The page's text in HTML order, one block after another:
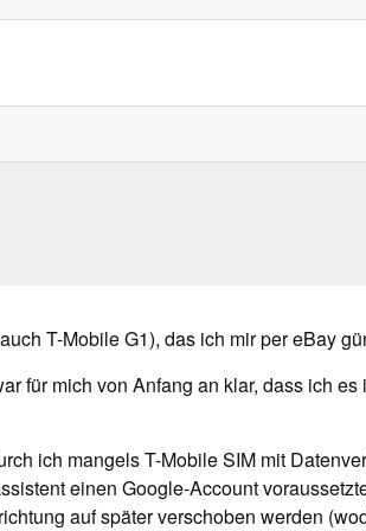
T-Mobile G1), das ich mir per eBay
für mich von Anfang an klar, dass ich
ich mangels T-Mobile SIM mit
einen Google-Account
auf später verschoben werden